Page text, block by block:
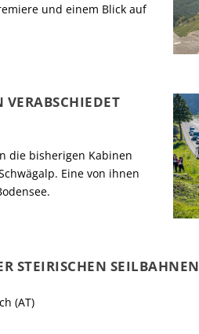
und einem Blick auf
VERABSCHIEDET
die bisherigen Kabinen
Eine von ihnen
STEIRISCHEN SEILBAHNEN
(AT)